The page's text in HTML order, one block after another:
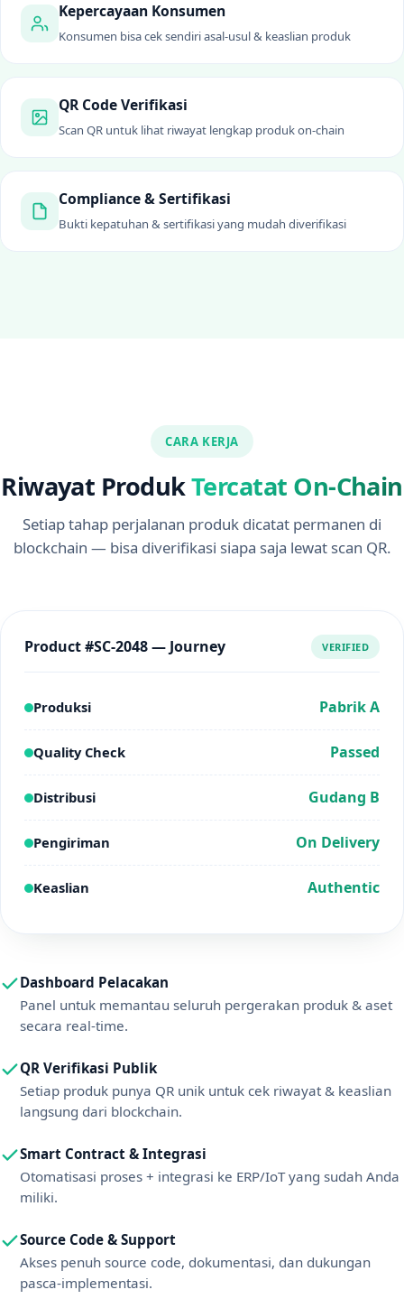
Kepercayaan Konsumen
Konsumen bisa cek sendiri asal-usul & keaslian produk
QR Code Verifikasi
Scan QR untuk lihat riwayat lengkap produk on-chain
Compliance & Sertifikasi
Bukti kepatuhan & sertifikasi yang mudah diverifikasi
CARA KERJA
Riwayat ProdukTercatat On-Chain
Setiap tahap perjalanan produk dicatat permanen di
blockchain — bisa diverifikasi siapa saja lewat scan QR.
Product #SC-2048 — Journey VERIFIED
Produksi Pabrik A
Quality Check Passed
Distribusi Gudang B
Pengiriman On Delivery
Keaslian Authentic
Dashboard Pelacakan
Panel untuk memantau seluruh pergerakan produk & aset
secara real-time.
QR Verifikasi Publik
Setiap produk punya QR unik untuk cek riwayat & keaslian
langsung dari blockchain.
Smart Contract & Integrasi
Otomatisasi proses + integrasi ke ERP/IoT yang sudah Anda
miliki.
Source Code & Support
Akses penuh source code, dokumentasi, dan dukungan
pasca-implementasi.